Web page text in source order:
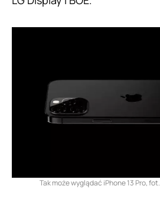
Tak może wyglądać iPhone 13 Pro,